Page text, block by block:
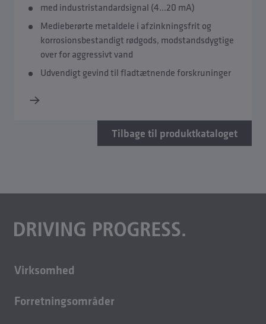
med industristandardsignal (4...20 mA)
Medieberørte metaldele i afzinkningsfrit og
korrosionsbestandigt rødgods, modstandsdygtige
over for aggressivt vand
Udvendigt gevind til fladtætnende forskruninger
Tilbage til produktkataloget
Virksomhed
Karriere
Forretningsområder